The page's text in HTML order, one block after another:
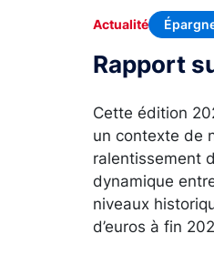
Rapport
Actualité
Cette édition
un contexte de
ralentissement
dynamique
niveaux
d’euros à fin